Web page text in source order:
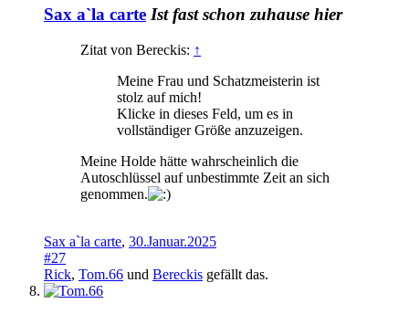
Sax a`la carte Ist fast schon zuhause hier
Zitat von Bereckis: ↑
Meine Frau und Schatzmeisterin ist
stolz auf mich!
Klicke in dieses Feld, um es in
vollständiger Größe anzuzeigen.
Meine Holde hätte wahrscheinlich die
Autoschlüssel auf unbestimmte Zeit an sich
genommen.
Sax a`la carte, 30.Januar.2025
#27
Rick, Tom.66 und Bereckis gefällt das.